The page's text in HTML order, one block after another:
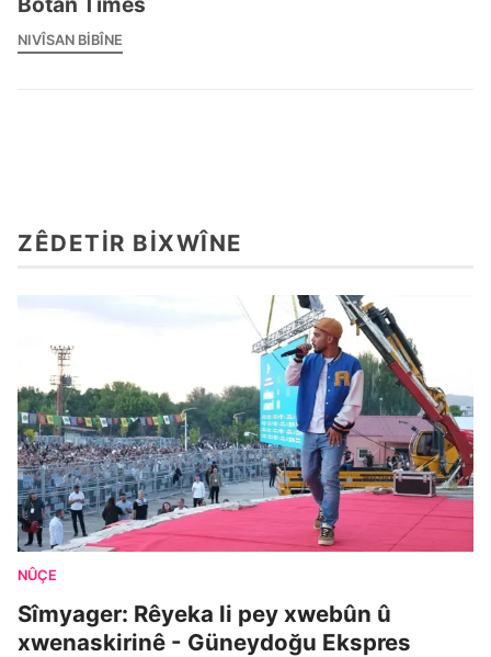
NIVÎSAN BIBÎNE
ZÊDETIR BIXWÎNE
NÛÇE
Sîmyager: Rêyeka li pey xwebûn û
xwenaskirinê - Güneydoğu Ekspres